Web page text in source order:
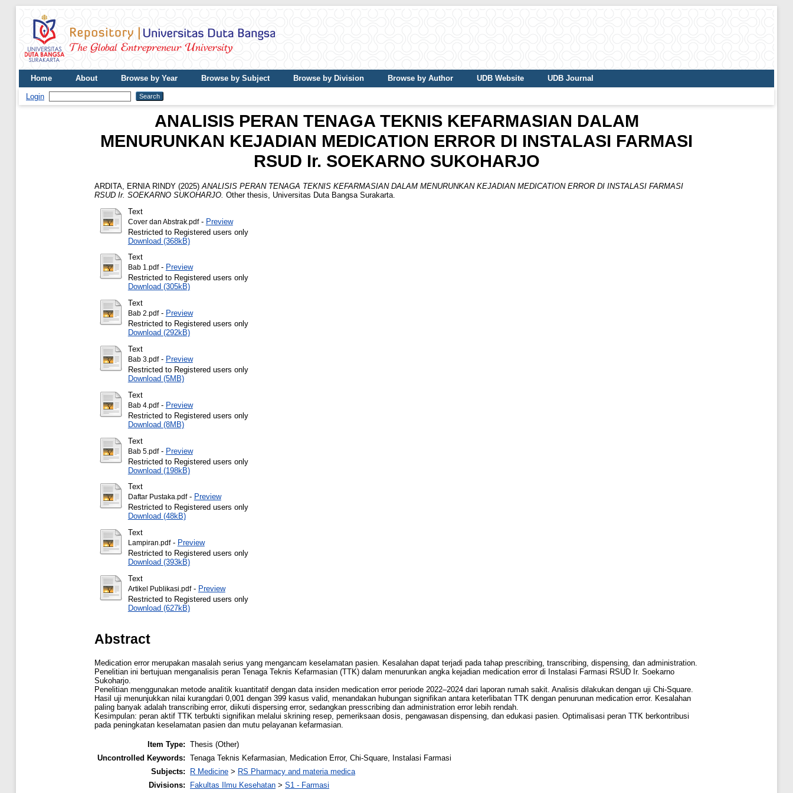
Home About Browse by Year Browse by Subject Browse by Division Browse by Author UDB Website UDB Journal
Login
ANALISIS PERAN TENAGA TEKNIS KEFARMASIAN DALAM
MENURUNKAN KEJADIAN MEDICATION ERROR DI INSTALASI FARMASI
RSUD Ir. SOEKARNO SUKOHARJO
ARDITA, ERNIA RINDY (2025) ANALISIS PERAN TENAGA TEKNIS KEFARMASIAN DALAM MENURUNKAN KEJADIAN MEDICATION ERROR DI INSTALASI FARMASI
RSUD Ir. SOEKARNO SUKOHARJO. Other thesis, Universitas Duta Bangsa Surakarta.
Text
Cover dan Abstrak.pdf- Preview
Restricted to Registered users only
Download (368kB)
Text
Bab 1.pdf- Preview
Restricted to Registered users only
Download (305kB)
Text
Bab 2.pdf- Preview
Restricted to Registered users only
Download (292kB)
Text
Bab 3.pdf- Preview
Restricted to Registered users only
Download (5MB)
Text
Bab 4.pdf- Preview
Restricted to Registered users only
Download (8MB)
Text
Bab 5.pdf- Preview
Restricted to Registered users only
Download (198kB)
Text
Daftar Pustaka.pdf- Preview
Restricted to Registered users only
Download (48kB)
Text
Lampiran.pdf- Preview
Restricted to Registered users only
Download (393kB)
Text
Artikel Publikasi.pdf- Preview
Restricted to Registered users only
Download (627kB)
Abstract
Medication error merupakan masalah serius yang mengancam keselamatan pasien. Kesalahan dapat terjadi pada tahap prescribing, transcribing, dispensing, dan administration.
Penelitian ini bertujuan menganalisis peran Tenaga Teknis Kefarmasian (TTK) dalam menurunkan angka kejadian medication error di Instalasi Farmasi RSUD Ir. Soekarno
Sukoharjo.
Penelitian menggunakan metode analitik kuantitatif dengan data insiden medication error periode 2022–2024 dari laporan rumah sakit. Analisis dilakukan dengan uji Chi-Square.
Hasil uji menunjukkan nilai kurangdari 0,001 dengan 399 kasus valid, menandakan hubungan signifikan antara keterlibatan TTK dengan penurunan medication error. Kesalahan
paling banyak adalah transcribing error, diikuti dispersing error, sedangkan presscribing dan administration error lebih rendah.
Kesimpulan: peran aktif TTK terbukti signifikan melalui skrining resep, pemeriksaan dosis, pengawasan dispensing, dan edukasi pasien. Optimalisasi peran TTK berkontribusi
pada peningkatan keselamatan pasien dan mutu pelayanan kefarmasian.
Item Type: Thesis (Other)
Uncontrolled Keywords: Tenaga Teknis Kefarmasian, Medication Error, Chi-Square, Instalasi Farmasi
Subjects:
R Medicine > RS Pharmacy and materia medica
Divisions:
Fakultas Ilmu Kesehatan > S1 - Farmasi